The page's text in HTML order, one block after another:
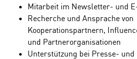
Mitarbeit im Newsletter- und
Recherche und Ansprache von
Kooperationspartnern,
und Partnerorganisationen
Unterstützung bei Presse-